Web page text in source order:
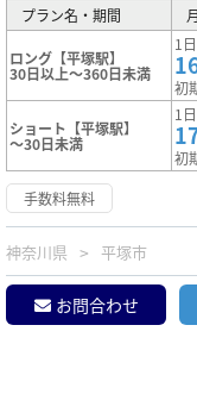
プラン名・期間
ロング【平塚駅】
30日以上～360日未満
1
初
ショート【平塚駅】
～30日未満
1
初
手数料無料
神奈川県 平塚市
お問合わせ